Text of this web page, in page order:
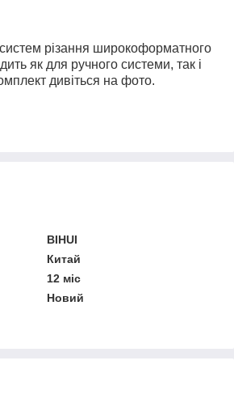
різання широкоформатного
як для ручного системи, так і
дивіться на фото.
BIHUI
Китай
12 міс
Новий